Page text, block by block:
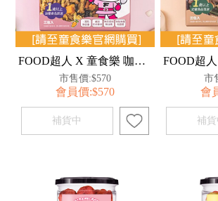
FOOD超人 X 童食樂 咖哩豬肉炒烏龍麵
市售價:$570
會員價:$570
市
會